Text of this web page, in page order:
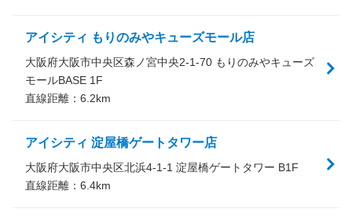
アイシティ もりのみやキューズモール店
大阪府大阪市中央区森ノ宮中央2-1-70 もりのみやキューズ
モールBASE 1F
直線距離： 6.2km
アイシティ 淀屋橋ゲートタワー店
大阪府大阪市中央区北浜4-1-1 淀屋橋ゲートタワー B1F
直線距離： 6.4km